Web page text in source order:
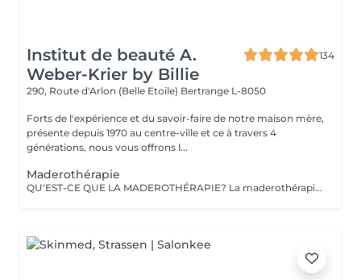
Institut de beauté A.
Weber-Krier by Billie
134
290, Route d'Arlon (Belle Etoile) Bertrange L-8050
Forts de l'expérience et du savoir-faire de notre maison mère,
présente depuis 1970 au centre-ville et ce à travers 4
générations, nous vous offrons l...
Maderothérapie
QU'EST-CE QUE LA MADEROTHÉRAPIE? La maderothérapie c'est une technique de massage issue de la médecine orientale et qui consiste en l'application d'un massage corporel ou facial avec des instruments en bois, ce qui permet un remodelage complet. Les différentes formes et tailles de ces instruments permettent d'appliquer le massage avec plus ou moins d'intensité, en plus de l'adapter aux différentes parties du corps. De nos jours, ce type de massage peut être appliqué sur pratiquement tout le corps : jambes, abdomen, taille, flancs, dos et bras, ainsi que sur le visage et une partie du cou (double menton). Un des grands avantages de ce traitement c'est qu'il est totalement naturel puisqu'il est réalisé avec des instruments en bois et qu'il est non-invasif. Objectifs: Réduire la graisse et la cellulite. Activer la circulation sanguine et lymphatique. Réduire le contour et modeler la silhouette. Drainer et tonifier la peau. Créer également un effet relaxant sur la musculature. Fournir une hydratation supplémentaire à la peau. Stimuler l'équilibre énergétique. LA MADEROTHÉRAPIE FACIALE c'est un complément parfait des traitements de rajeunissement, qui : a des effets raffermissants et tonifiants, active la circulation sanguine et lymphatique du visage, contribuant ainsi à améliorer l'apparence de la peau, active la production de collagène et d'élastine, agit également sur les muscles du visage, apportant de la tonicité .